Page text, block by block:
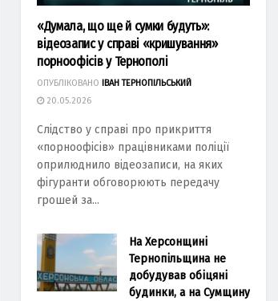
«Думала, що ще й сумки будуть»:
відеозапис у справі «кришування»
порноофісів у Тернополі
ОПУБЛІКОВАНО
ІВАН ТЕРНОПІЛЬСЬКИЙ
20.05.2026
Слідство у справі про прикриття
«порноофісів» працівниками поліції
оприлюднило відеозаписи, на яких
фігуранти обговорюють передачу
грошей за...
На Херсонщині
Тернопільщина не
добудував обіцяні
будинки, а на Сумщину